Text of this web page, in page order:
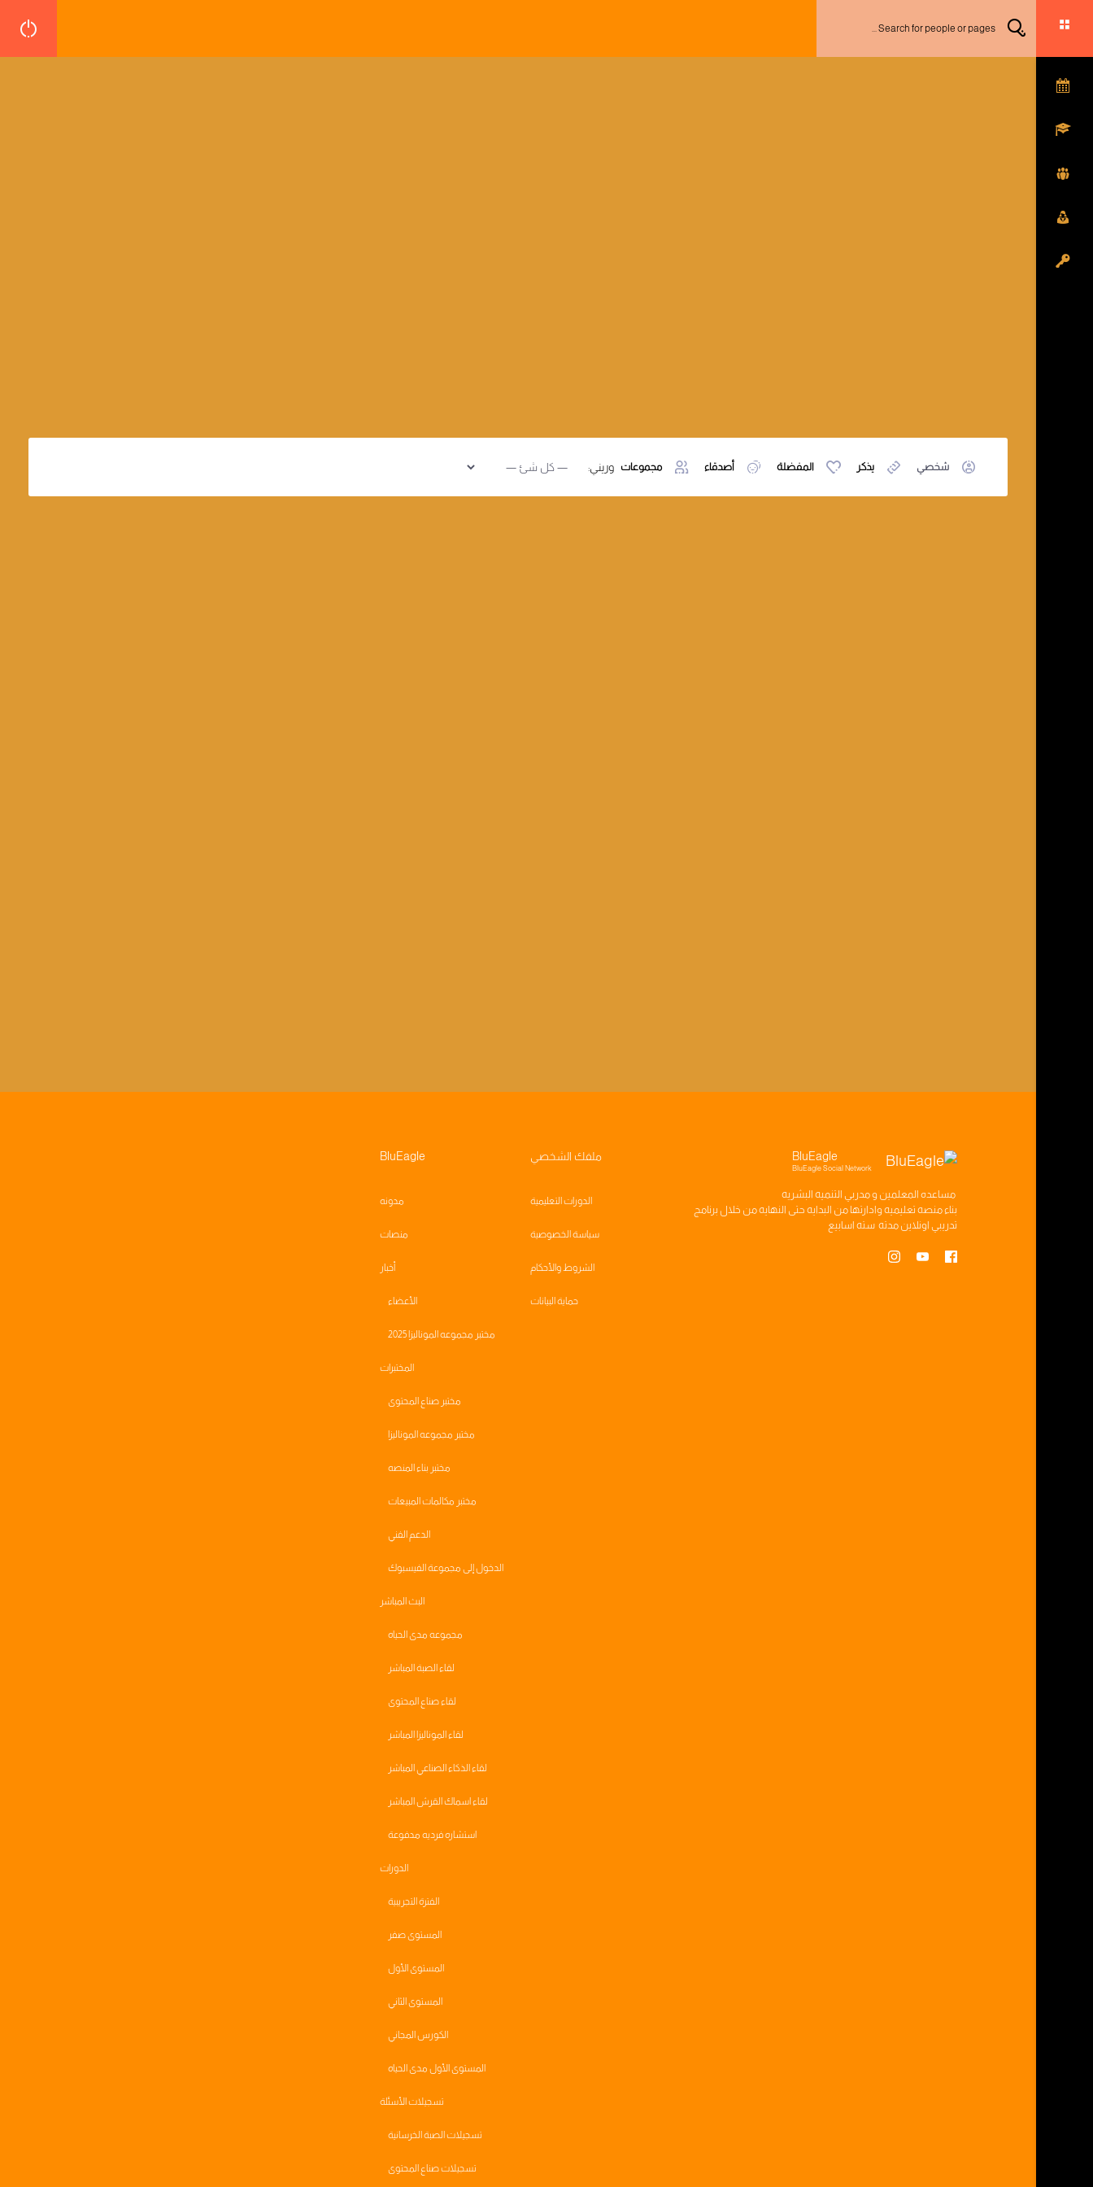
شخصي يذكر المفضلة أصدقاء مجموعات وريني:
BluEagle
BluEagle Social Network
مساعده المعلمين ومدربي التنميه البشريه
بناءمنصه تعليميه وادارتها من البدايه حتى النهايه من خلال برنامج
تدريبي اونلاين مدته سته اسابيع
ملفك الشخصي
الدورات التعليمية
سياسة الخصوصية
الشروط والأحكام
حماية البيانات
BluEagle
مدونه
منصات
أخبار
الأعضاء
مختبر مجموعه الموناليزا 2025
المختبرات
مختبر صناع المحتوى
مختبر مجموعه الموناليزا
مختبر بناء المنصه
مختبر مكالمات المبيعات
الدعم الفني
الدخول إلى مجموعة الفيسبوك
البث المباشر
مجموعه مدى الحياه
لقاء الصبة المباشر
لقاء صناع المحتوى
لقاء الموناليزا المباشر
لقاء الذكاء الصناعي المباشر
لقاء اسماك القرش المباشر
استشاره فرديه مدفوعة
الدورات
الفترة التجريبية
المستوى صفر
المستوى الأول
المستوى الثاني
الكورس المجاني
المستوى الأول مدى الحياه
تسجيلات الأسئلة
تسجيلات الصبة الخرسانية
تسجيلات صناع المحتوى